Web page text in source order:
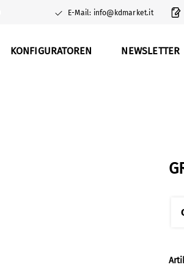
E-Mail: info@kdmarket.it
KONFIGURATOREN NEWSLETTER